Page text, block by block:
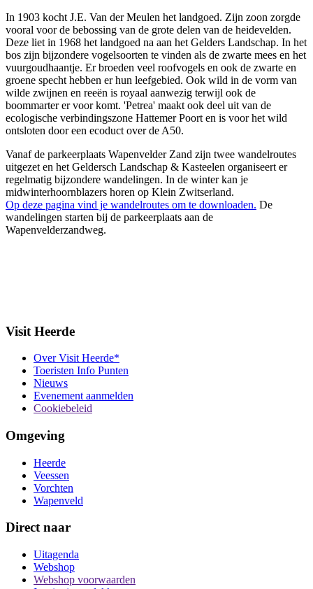
In 1903 kocht J.E. Van der Meulen het landgoed. Zijn zoon zorgde
vooral voor de bebossing van de grote delen van de heidevelden.
Deze liet in 1968 het landgoed na aan het Gelders Landschap. In het
bos zijn bijzondere vogelsoorten te vinden als de zwarte mees en het
vuurgoudhaantje. Er broeden veel roofvogels en ook de zwarte en
groene specht hebben er hun leefgebied. Ook wild in de vorm van
wilde zwijnen en reeën is royaal aanwezig terwijl ook de
boommarter er voor komt. 'Petrea' maakt ook deel uit van de
ecologische verbindingszone Hattemer Poort en is voor het wild
ontsloten door een ecoduct over de A50.
Vanaf de parkeerplaats Wapenvelder Zand zijn twee wandelroutes
uitgezet en het Geldersch Landschap & Kasteelen organiseert er
regelmatig bijzondere wandelingen. In de winter kan je
midwinterhoornblazers horen op Klein Zwitserland.
Op deze pagina vind je wandelroutes om te downloaden. De
wandelingen starten bij de parkeerplaats aan de
Wapenvelderzandweg.
Visit Heerde
Over Visit Heerde*
Toeristen Info Punten
Nieuws
Evenement aanmelden
Cookiebeleid
Omgeving
Heerde
Veessen
Vorchten
Wapenveld
Direct naar
Uitagenda
Webshop
Webshop voorwaarden